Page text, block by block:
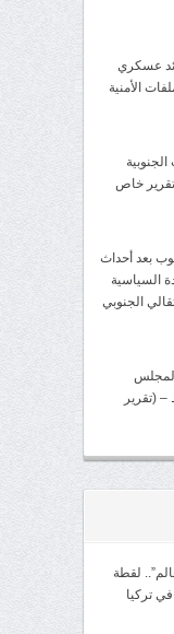
عسكري
الأمنية
خاص
بعد أحداث
السياسية
الجنوبي
– (تقرير
لقطة
تركيا